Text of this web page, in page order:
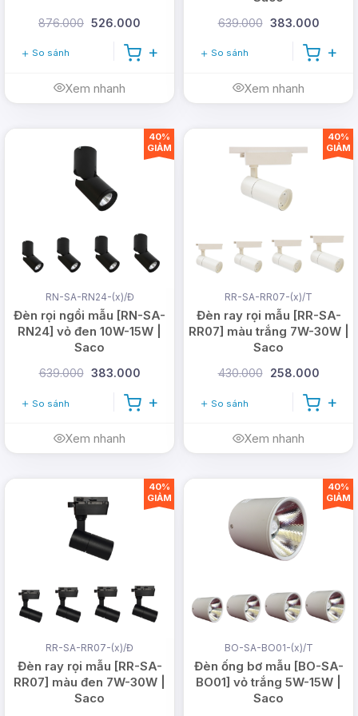
Ánh sáng đa dạng:
Hỗ trợ ba chế độ ánh
không gian phù hợp với từng mục đích sử
dụng.
TÍNH NĂNG ƯU VIỆT
Chất lượng ánh sáng tối ưu, bảo vệ mắt:
Ánh sáng dịu nhẹ, không nhấp nháy giúp
chịu khi sử dụng lâu dài.
Thân đèn được làm từ nhôm cao cấp, giúp
tản nhiệt tốt, chống han gỉ, kéo dài tuổi
thọ sản phẩm.
876.000 526.000
So sánh
Xem nhanh
639.000 383.000
So sánh
Xem nhanh
RN-SA-RN24-(x)/Đ
Đèn rọi ngồi mẫu [RN-SA-
RN24] vỏ đen 10W-15W |
Saco
639.000 383.000
So sánh
Xem nhanh
40%
GIẢM
RR-SA-RR07-(x)/T
Đèn ray rọi mẫu [RR-SA-
RR07] màu trắng 7W-30W |
Saco
430.000 258.000
So sánh
Xem nhanh
40%
GIẢM
RR-SA-RR07-(x)/Đ
Đèn ray rọi mẫu [RR-SA-
RR07] màu đen 7W-30W |
Saco
40%
GIẢM
BO-SA-BO01-(x)/T
Đèn ống bơ mẫu [BO-SA-
BO01] vỏ trắng 5W-15W |
Saco
40%
GIẢM